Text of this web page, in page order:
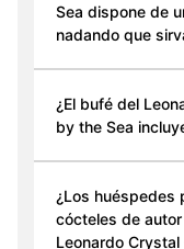
Sea dispone de
nadando que
¿El bufé del
by the Sea
¿Los huéspedes
cócteles de
Leonardo